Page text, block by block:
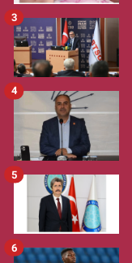
3
4
5
6